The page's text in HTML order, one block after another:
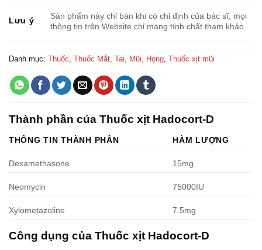
Lưu ý
Sản phẩm này chỉ bán khi có chỉ định của bác sĩ, mọi
thông tin trên Website chỉ mang tính chất tham khảo.
Danh mục: Thuốc Thuốc Mắt, Tai, Mũi, Họng Thuốc xịt mũi
Thành phần của Thuốc xịt Hadocort-D
THÔNG TIN THÀNH PHẦN HÀM LƯỢNG
Dexamethasone 15mg
Neomycin 75000IU
Xylometazoline 7.5mg
Công dụng của Thuốc xịt Hadocort-D